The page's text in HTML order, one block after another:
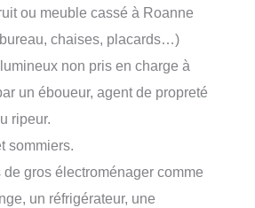
ou meuble cassé à Roanne
chaises, placards…)
non pris en charge à
un éboueur, agent de propreté
ripeur.
sommiers.
gros électroménager comme
un réfrigérateur, une